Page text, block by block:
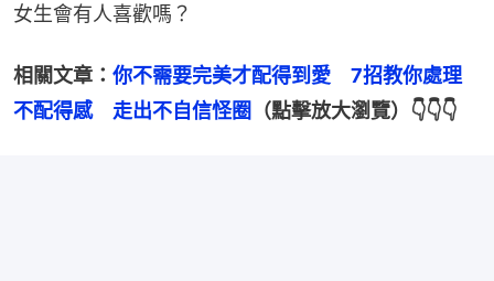
女生會有人喜歡嗎？
相關文章： 你不需要完美才配得到愛　7招教你處理
不配得感　走出不自信怪圈 （點擊放大瀏覽）👇👇👇